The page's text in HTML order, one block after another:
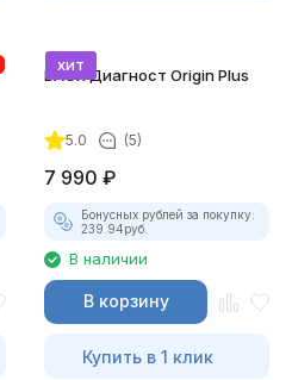
хит
ВАСЯ Диагност Origin Plus
5.0 (5)
7 990 ₽
Бонусных рублей за покупку:
239.94руб.
В наличии
В корзину
Купить в 1 клик